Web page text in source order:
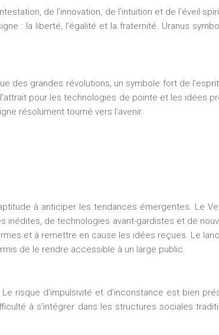
de l’innovation, de l’intuition et de l’éveil
: la liberté, l’égalité et la fraternité. Uranus
des grandes révolutions, un symbole fort de
pour les technologies de pointe et les idées
résolument tourné vers l’avenir.
à anticiper les tendances émergentes. Le
inédites, de technologies avant-gardistes et de
et à remettre en cause les idées reçues. Le
de le rendre accessible à un large public.
risque d’impulsivité et d’inconstance est bien
à s’intégrer dans les structures sociales